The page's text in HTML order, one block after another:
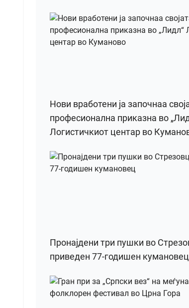
Нови вработени ја започнаа
професионална приказна во
Логистичкиот центар во
Пронајдени три пушки во
приведен 77-годишен кумановец